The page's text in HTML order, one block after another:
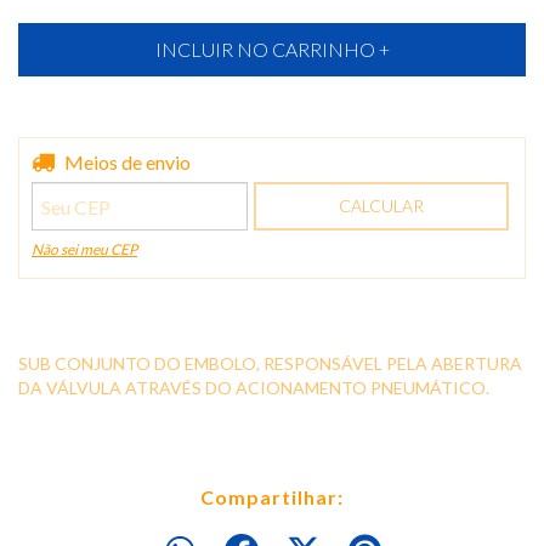
Entregas para o CEP:
Meios de envio
CALCULAR
Não sei meu CEP
SUB CONJUNTO DO EMBOLO, RESPONSÁVEL PELA ABERTURA
DA VÁLVULA ATRAVÉS DO ACIONAMENTO PNEUMÁTICO.
Compartilhar: